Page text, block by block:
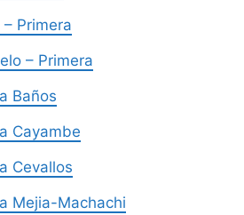
Primera
– Primera
Baños
Cayambe
Cevallos
Mejia-Machachi